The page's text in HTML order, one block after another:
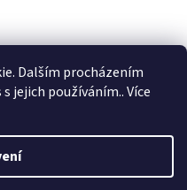
Dalším procházením
jejich používáním.. Více
Shoptet